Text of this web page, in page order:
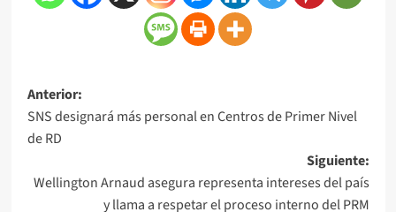
Anterior:
SNS designará más personal en Centros de Primer Nivel
de RD
Siguiente:
Wellington Arnaud asegura representa intereses del país
y llama a respetar el proceso interno del PRM